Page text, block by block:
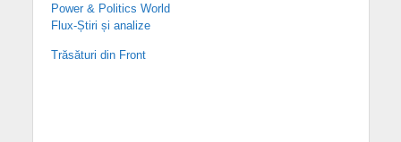
Power & Politics World
Flux-Știri și analize
Trăsături din Front